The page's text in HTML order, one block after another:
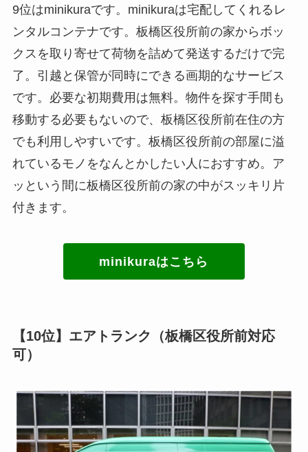
9位はminikuraです。minikuraは宅配してくれるレ
ンタルコンテナです。板橋区役所前の家からボッ
クスを取り寄せて荷物を詰めて発送するだけで完
了。引越と保管が同時にできる画期的なサービス
です。必要な初期費用は無料。物件を探す手間も
移動する必要もないので、板橋区役所前在住の方
でも利用しやすいです。板橋区役所前の部屋に溢
れているモノをなんとかしたい人におすすめ。ア
ッという間に板橋区役所前の家の中がスッキリ片
付きます。
minikuraはこちら
【10位】エアトランク（板橋区役所前対応
可）